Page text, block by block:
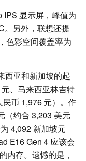
IPS 显示屏，峰值为
。另外，联想还提
色彩空间覆盖率为
西亚和新加坡的起
、马来西亚林吉特
币 1,976 元）。作
（约合 3,203 美元
4,092 新加坡元
E16 Gen 4 应该会
内存。遗憾的是，